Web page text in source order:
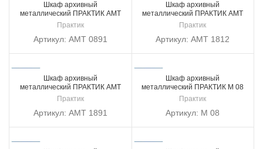
Шкаф архивный
металлический ПРАКТИК AMТ
0891
Практик
Артикул: AMТ 0891
Шкаф архивный
металлический ПРАКТИК AMТ
1812
Практик
Артикул:AMТ 1812
Шкаф архивный
металлический ПРАКТИК AMТ
1891
Практик
Артикул: AMТ 1891
Шкаф архивный
металлический ПРАКТИК M 08
Практик
Артикул: M 08